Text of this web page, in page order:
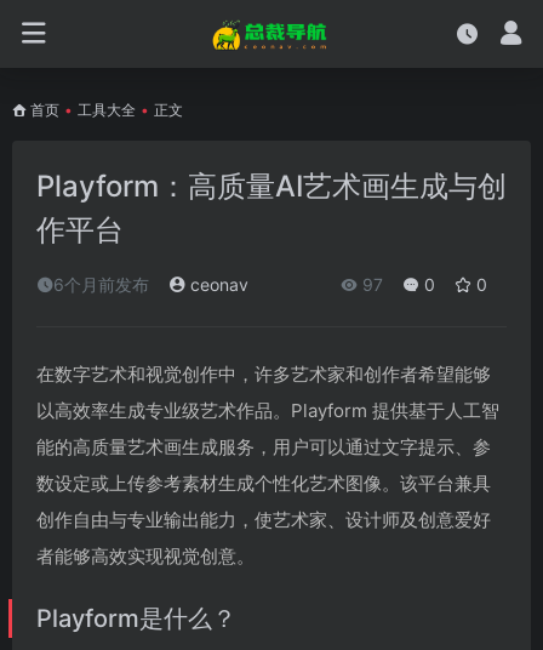
首页 • 工具大全 • 正文
Playform：高质量AI艺术画生成与创
作平台
6个月前发布 ceonav 97 0 0
在数字艺术和视觉创作中，许多艺术家和创作者希望能够
以高效率生成专业级艺术作品。Playform 提供基于人工智
能的高质量艺术画生成服务，用户可以通过文字提示、参
数设定或上传参考素材生成个性化艺术图像。该平台兼具
创作自由与专业输出能力，使艺术家、设计师及创意爱好
者能够高效实现视觉创意。
Playform是什么？